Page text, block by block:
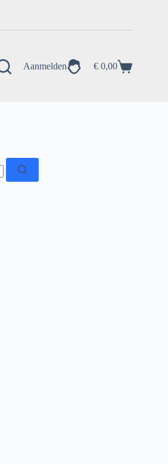
Aanmelden Winkelwagen
€ 0,00